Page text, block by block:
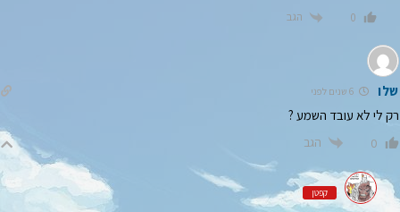
0 הגב
שלו 6 שנים לפני
רק לי לא עובד השמע ?
0 הגב
קפטן